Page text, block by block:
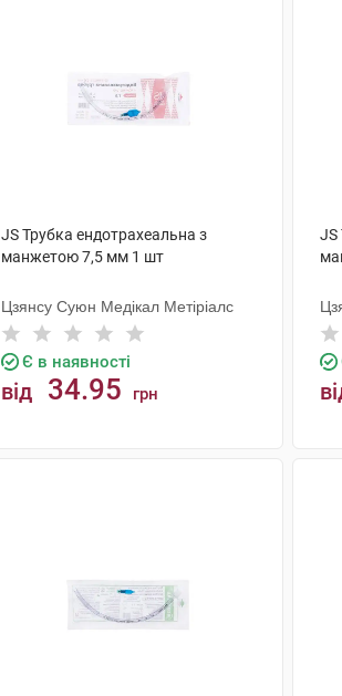
JS Трубка ендотрахеальна з
манжетою 7,5 мм 1 шт
Цзянсу Суюн Медікал Метіріалс
Є в наявності
від 34.95 грн
JS